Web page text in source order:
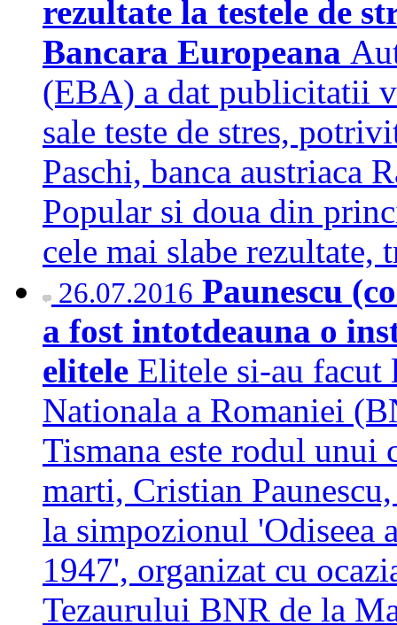
rezultate la testele de
Bancara Europeana
(EBA) a dat publicitatii
sale teste de stres,
Paschi, banca austriaca
Popular si doua din
cele mai slabe
26.07.2016 Paunescu
a fost intotdeauna o
elitele Elitele si-au facut
Nationala a Romaniei
Tismana este rodul unui
marti, Cristian
la simpozionul 'Odiseea
1947', organizat cu
Tezaurului BNR de la